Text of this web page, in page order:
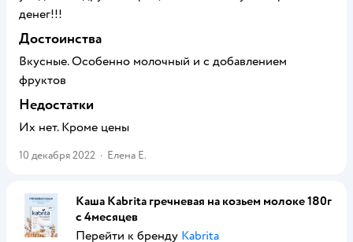
денег!!!
Достоинства
Вкусные. Особенно молочный и с добавлением
фруктов
Недостатки
Их нет. Кроме цены
10 декабря 2022 · Елена Е.
Каша Kabrita гречневая на козьем молоке 180г
с 4месяцев
Перейти к бренду Kabrita